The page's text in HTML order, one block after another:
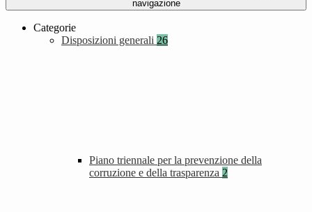
navigazione
Categorie
Disposizioni generali 26
Piano triennale per la prevenzione della
corruzione e della trasparenza 2